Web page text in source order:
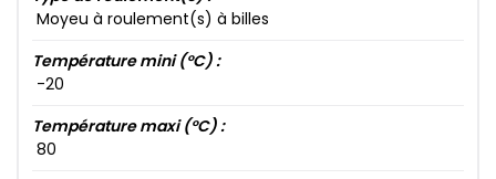
Moyeu à roulement(s) à billes
Température mini (°C) :
-20​
Température maxi (°C) :
80​